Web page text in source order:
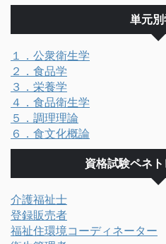
単元別
１．公衆衛生学
２．食品学
３．栄養学
４．食品衛生学
５．調理理論
６．食文化概論
資格試験ペネ
介護福祉士
登録販売者
福祉住環境コーディネーター